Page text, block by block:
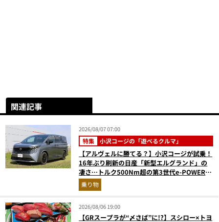
関連記事
2026/08/07 07:00
特集 小沢コージの「遊べるクルマ」
【アルヴェルに勝てる？】小沢コージが試乗！
16年ぶり刷新の日産「新型エルグランド」の
凄さ…トルク500Nm超の第3世代e-POWER＆
和の格調高きデザインを徹底チェック
乗り物
2026/08/06 19:00
【GRスープラが“〆さば”に!?】スシロー×トヨ